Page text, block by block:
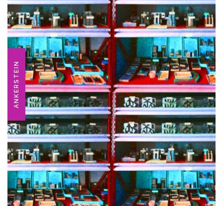
ANKERSTEIN